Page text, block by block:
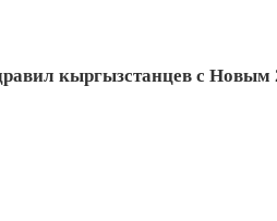
кыргызстанцев с Новым